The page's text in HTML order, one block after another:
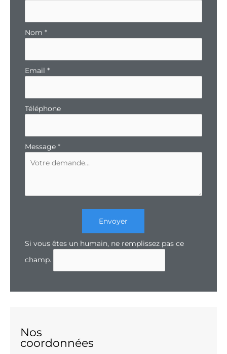
Nom *
Email *
Téléphone
Message *
Envoyer
Si vous êtes un humain, ne remplissez pas ce
champ.
Nos
coordonnées